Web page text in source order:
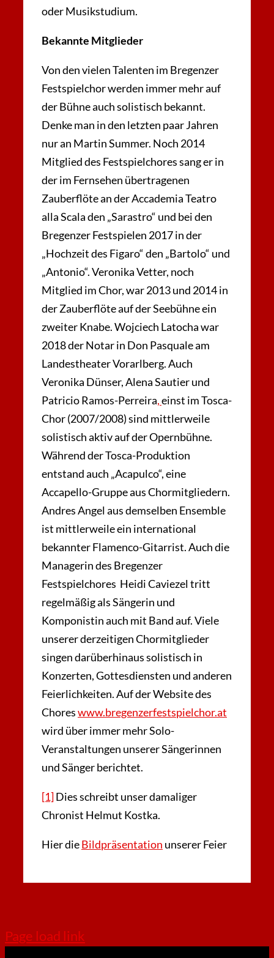
oder Musikstudium.
Bekannte Mitglieder
Von den vielen Talenten im Bregenzer
Festspielchor werden immer mehr auf
der Bühne auch solistisch bekannt.
Denke man in den letzten paar Jahren
nur an Martin Summer. Noch 2014
Mitglied des Festspielchores sang er in
der im Fernsehen übertragenen
Zauberflöte an der Accademia Teatro
alla Scala den „Sarastro“ und bei den
Bregenzer Festspielen 2017 in der
„Hochzeit des Figaro“ den „Bartolo“ und
„Antonio“. Veronika Vetter, noch
Mitglied im Chor, war 2013 und 2014 in
der Zauberflöte auf der Seebühne ein
zweiter Knabe. Wojciech Latocha war
2018 der Notar in Don Pasquale am
Landestheater Vorarlberg. Auch
Veronika Dünser, Alena Sautier und
Patricio Ramos-Perreira,einst im Tosca-
Chor (2007/2008) sind mittlerweile
solistisch aktiv auf der Opernbühne.
Während der Tosca-Produktion
entstand auch „Acapulco“, eine
Accapello-Gruppe aus Chormitgliedern.
Andres Angel aus demselben Ensemble
ist mittlerweile ein international
bekannter Flamenco-Gitarrist. Auch die
Managerin des Bregenzer
Festspielchores Heidi Caviezel tritt
regelmäßig als Sängerin und
Komponistin auch mit Band auf. Viele
unserer derzeitigen Chormitglieder
singen darüberhinaus solistisch in
Konzerten, Gottesdiensten und anderen
Feierlichkeiten. Auf der Website des
Choreswww.bregenzerfestspielchor.at
wird über immer mehr Solo-
Veranstaltungen unserer Sängerinnen
und Sänger berichtet.
[1]Dies schreibt unser damaliger
Chronist Helmut Kostka.
Hier dieBildpräsentation unserer Feier
Page load link